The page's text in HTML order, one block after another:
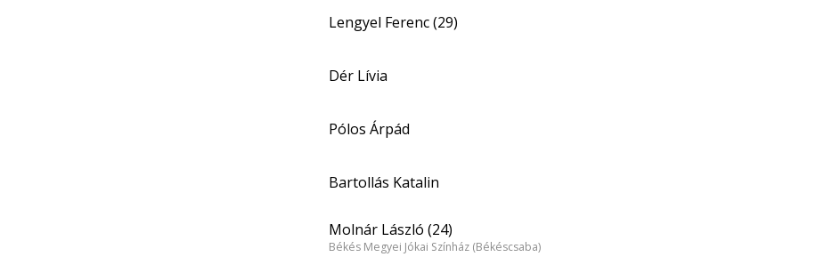
Lengyel Ferenc (29)
Dér Lívia
Pólos Árpád
Bartollás Katalin
Molnár László (24)
Békés Megyei Jókai Színház (Békéscsaba)